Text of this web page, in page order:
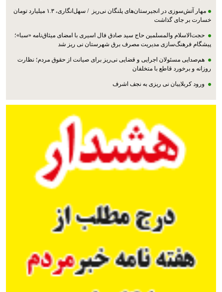
مهار آتش‌سوزی در انجیرستان‌های پلنگان نی‌ریز / سهل‌انگاری، ۱.۳ میلیارد تومان
خسارت بر جای گذاشت
حجت‌الاسلام والمسلمین حاج سید صادق فال اسیری با امضای میثاق‌نامه «سبا»؛
پیشگام فرهنگ‌سازی مدیریت مصرف برق شهرستان نی ریز شد
هم‌صدایی مسئولان اجرایی و قضایی نی‌ریز برای صیانت از حقوق مردم؛ نظارت
روزانه و برخورد قاطع با متخلفان
ورود کربلاییان نی ریزی به نجف اشرف